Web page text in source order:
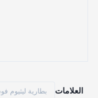
العلامات بطارية ليثيوم